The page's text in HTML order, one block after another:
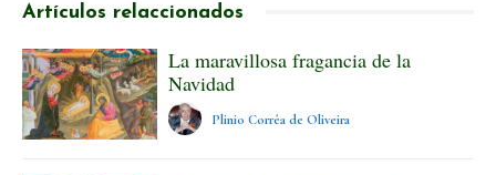
Artículos relaccionados
La maravillosa fragancia de la
Navidad
Plinio Corrêa de Oliveira